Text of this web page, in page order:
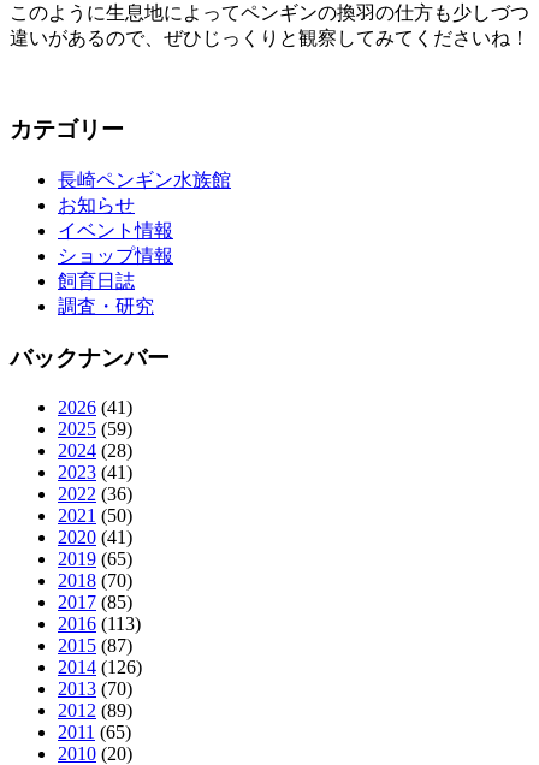
このように生息地によってペンギンの換羽の仕方も少しづつ
違いがあるので、ぜひじっくりと観察してみてくださいね！
カテゴリー
長崎ペンギン水族館
お知らせ
イベント情報
ショップ情報
飼育日誌
調査・研究
バックナンバー
2026 (41)
2025 (59)
2024 (28)
2023 (41)
2022 (36)
2021 (50)
2020 (41)
2019 (65)
2018 (70)
2017 (85)
2016 (113)
2015 (87)
2014 (126)
2013 (70)
2012 (89)
2011 (65)
2010 (20)